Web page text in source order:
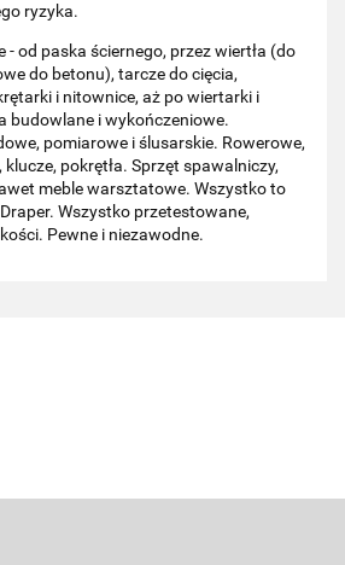
ryzyka.
- od paska ściernego, przez wiertła (do
do betonu), tarcze do cięcia,
i nitownice, aż po wiertarki i
budowlane i wykończeniowe.
pomiarowe i ślusarskie. Rowerowe,
pokrętła. Sprzęt spawalniczy,
meble warsztatowe. Wszystko to
Wszystko przetestowane,
Pewne i niezawodne.